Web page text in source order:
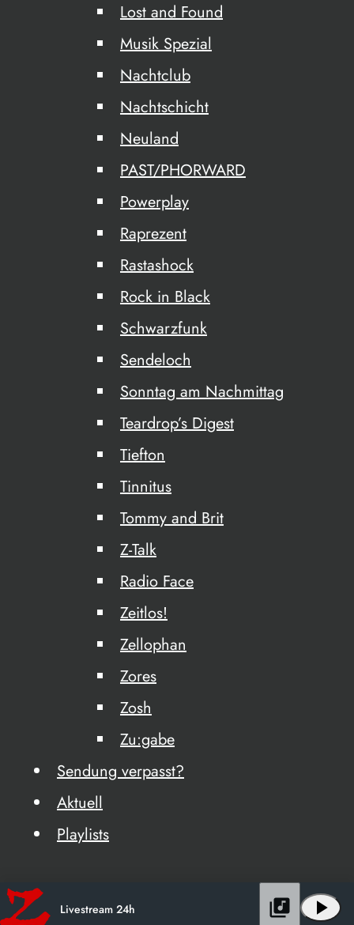
Lost and Found
Musik Spezial
Nachtclub
Nachtschicht
Neuland
PAST/PHORWARD
Powerplay
Raprezent
Rastashock
Rock in Black
Schwarzfunk
Sendeloch
Sonntag am Nachmittag
Teardrop’s Digest
Tiefton
Tinnitus
Tommy and Brit
Z-Talk
Radio Face
Zeitlos!
Zellophan
Zores
Zosh
Zu:gabe
Sendung verpasst?
Aktuell
Playlists
Livestream 24h play_arrow
library_music